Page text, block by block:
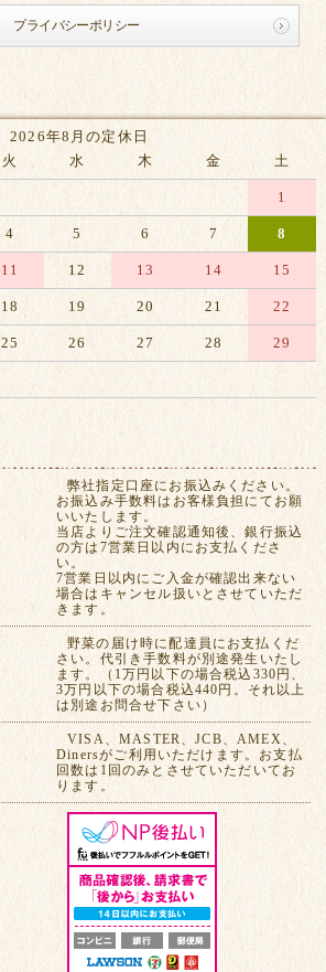
プライバシーポリシー
2026年8月の定休日
火 水 木 金 土
1
4 5 6 7 8
11 12 13 14 15
18 19 20 21 22
25 26 27 28 29
弊社指定口座にお振込みください。
お振込み手数料はお客様負担にてお願
いいたします。
当店よりご注文確認通知後、銀行振込
の方は7営業日以内にお支払くださ
い。
7営業日以内にご入金が確認出来ない
場合はキャンセル扱いとさせていただ
きます。
野菜の届け時に配達員にお支払くだ
さい。代引き手数料が別途発生いたし
ます。（1万円以下の場合税込330円、
3万円以下の場合税込440円。それ以上
は別途お問合せ下さい）
VISA、MASTER、JCB、AMEX、
Dinersがご利用いただけます。お支払
回数は1回のみとさせていただいてお
ります。